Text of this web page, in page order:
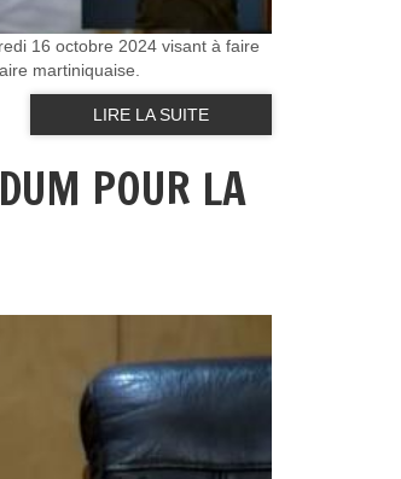
16 octobre 2024 visant à faire
martiniquaise.
LIRE LA SUITE
POUR LA